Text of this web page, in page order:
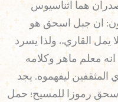
هما اثناسيوس
ان جبل اسحق هو
يمل القاريء، ولذا يسرد
معلم ماهر وكلامه
المثقفين ليفهموه. يجد
رموزا للمسيح؛ حمل